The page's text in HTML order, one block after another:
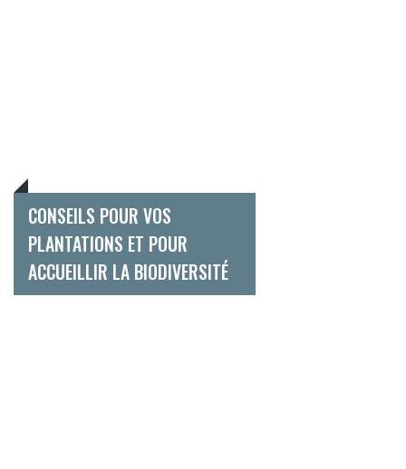
CONSEILS POUR VOS
PLANTATIONS ET POUR
ACCUEILLIR LA BIODIVERSITÉ